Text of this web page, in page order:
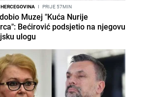
I PRIJE 57MIN
Muzej "Kuća Nurije
Bećirović podsjetio na njegovu
ulogu